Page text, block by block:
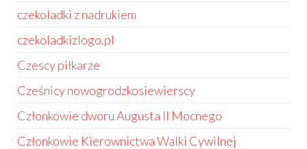
czekoladki z nadrukiem
czekoladkizlogo.pl
Czescy piłkarze
Cześnicy nowogrodzkosiewierscy
Członkowie dworu Augusta II Mocnego
Członkowie Kierownictwa Walki Cywilnej